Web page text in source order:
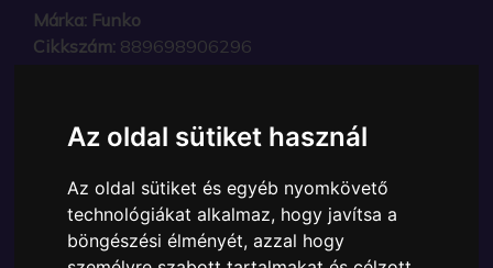
Az oldal sütiket használ
Az oldal sütiket és egyéb nyomkövető
technológiákat alkalmaz, hogy javítsa a
böngészési élményét, azzal hogy
Márka: Funko
Cikkszám: 889698906296
A Funko POP - Anime & Manga egyik népszerű
gyűjtői vinyl karakter, amely ablakos csomagolásban
azaz - POP In a Box - várja új gazdáját.